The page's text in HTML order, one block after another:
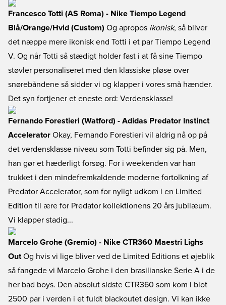
Francesco Totti (AS Roma) - Nike Tiempo Legend
Blå/Orange/Hvid (Custom) Og apropos ikonisk, så bliver
det næppe mere ikonisk end Totti i et par Tiempo Legend
V. Og når Totti så stædigt holder fast i at få sine Tiempo
støvler personaliseret med den klassiske pløse over
snørebåndene så sidder vi og klapper i vores små hænder.
Det syn fortjener et eneste ord: Verdensklasse!
Fernando Forestieri (Watford) - Adidas Predator Instinct
Accelerator Okay, Fernando Forestieri vil aldrig nå op på
det verdensklasse niveau som Totti befinder sig på. Men,
han gør et hæderligt forsøg. For i weekenden var han
trukket i den mindefremkaldende moderne fortolkning af
Predator Accelerator, som for nyligt udkom i en Limited
Edition til ære for Predator kollektionens 20 års jubilæum.
Vi klapper stadig...
Marcelo Grohe (Gremio) - Nike CTR360 Maestri Lighs
Out Og hvis vi lige bliver ved de Limited Editions et øjeblik
så fangede vi Marcelo Grohe i den brasilianske Serie A i de
her bad boys. Den absolut sidste CTR360 som kom i blot
2500 par i verden i et fuldt blackoutet design. Vi kan ikke